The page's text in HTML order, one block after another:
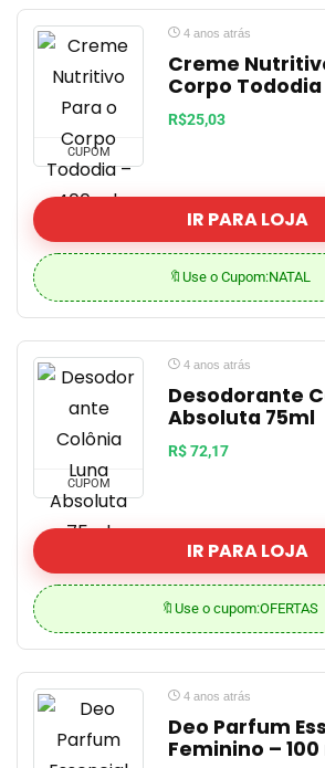
CUPOM
4 anos atrás
Creme
Corpo
R$25,03
IR PARA LOJA
🔖Use o Cupom:NATAL
CUPOM
4 anos atrás
Desodorante
Absoluta 75ml
R$ 72,17
IR PARA LOJA
🔖Use o cupom:OFERTAS
4 anos atrás
Deo Parfum
Feminino –